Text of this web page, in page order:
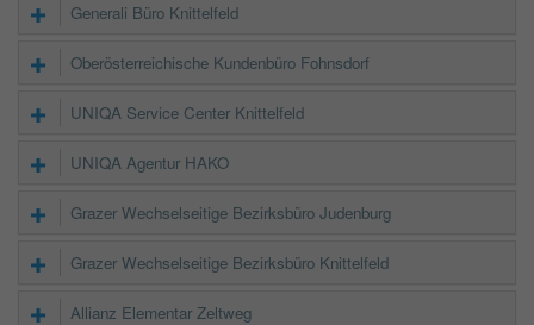
Generali Büro Knittelfeld
Oberösterreichische Kundenbüro Fohnsdorf
UNIQA Service Center Knittelfeld
UNIQA Agentur HAKO
Grazer Wechselseitige Bezirksbüro Judenburg
Grazer Wechselseitige Bezirksbüro Knittelfeld
Allianz Elementar Zeltweg